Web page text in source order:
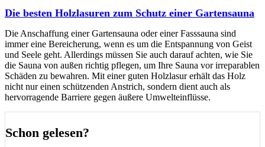
Die besten Holzlasuren zum Schutz einer Gartensauna
Die Anschaffung einer Gartensauna oder einer Fasssauna sind
immer eine Bereicherung, wenn es um die Entspannung von Geist
und Seele geht. Allerdings müssen Sie auch darauf achten, wie Sie
die Sauna von außen richtig pflegen, um Ihre Sauna vor irreparablen
Schäden zu bewahren. Mit einer guten Holzlasur erhält das Holz
nicht nur einen schützenden Anstrich, sondern dient auch als
hervorragende Barriere gegen äußere Umwelteinflüsse.
Schon gelesen?